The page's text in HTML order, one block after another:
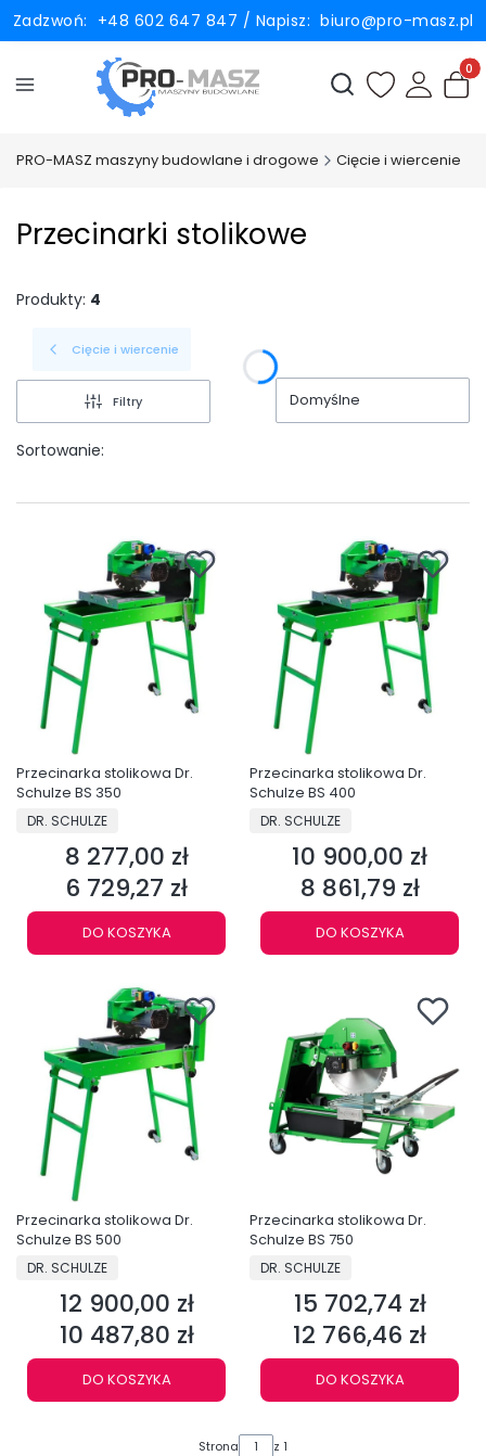
Zadzwoń: +48 602 647 847 / Napisz: biuro@pro-masz.pl
Otwórz
PRO-MASZ maszyny budowlane i drogowe Cięcie i wiercenie
Przecinarki stolikowe
Produkty: 4
Cięcie i wiercenie
Filtry
Sortowanie:
Domyślne
Przecinarka stolikowa Dr.
Schulze BS 350
PRODUCENT
DR. SCHULZE
Cena
8 277,00 zł
Cena
6 729,27 zł
DO KOSZYKA
Przecinarka stolikowa Dr.
Schulze BS 400
PRODUCENT
DR. SCHULZE
Cena
10 900,00 zł
Cena
8 861,79 zł
DO KOSZYKA
Przecinarka stolikowa Dr.
Schulze BS 500
PRODUCENT
DR. SCHULZE
Cena
12 900,00 zł
Cena
10 487,80 zł
DO KOSZYKA
Przecinarka stolikowa Dr.
Schulze BS 750
PRODUCENT
DR. SCHULZE
Cena
15 702,74 zł
Cena
12 766,46 zł
DO KOSZYKA
Strona z 1